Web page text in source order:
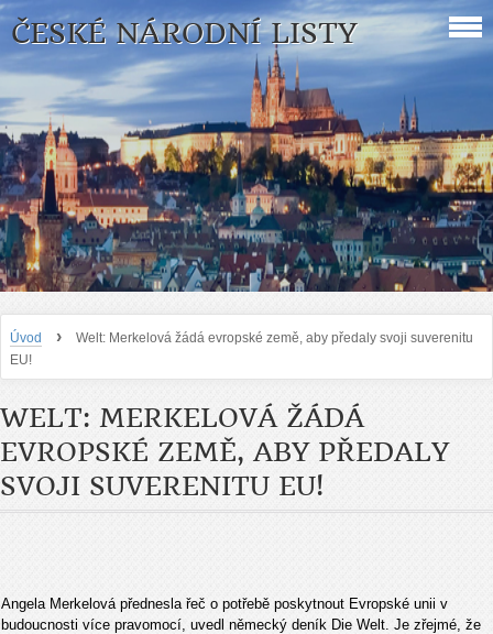
ČESKÉ NÁRODNÍ LISTY
Úvod ›
Welt: Merkelová žádá evropské země, aby předaly svoji suverenitu
EU!
WELT: MERKELOVÁ ŽÁDÁ
EVROPSKÉ ZEMĚ, ABY PŘEDALY
SVOJI SUVERENITU EU!
Angela Merkelová přednesla řeč o potřebě poskytnout Evropské unii v
budoucnosti více pravomocí, uvedl německý deník Die Welt. Je zřejmé, že